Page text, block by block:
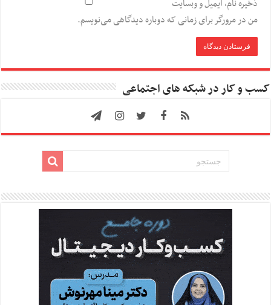
ذخیره نام، ایمیل و وبسایت
من در مرورگر برای زمانی که دوباره دیدگاهی می‌نویسم.
کسب و کار در شبکه های اجتماعی